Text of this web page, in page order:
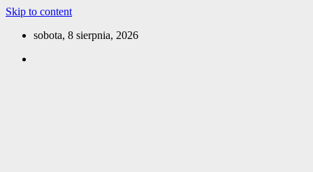
Skip to content
sobota, 8 sierpnia, 2026